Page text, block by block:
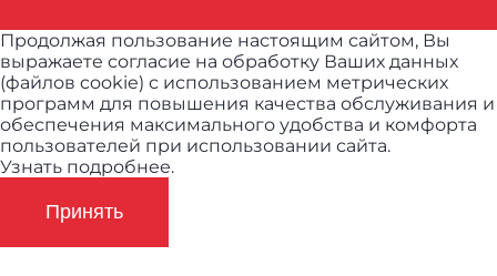
Продолжая пользование настоящим сайтом, Вы
выражаете согласие на обработку Ваших данных
(файлов cookie) с использованием метрических
программ для повышения качества обслуживания и
обеспечения максимального удобства и комфорта
пользователей при использовании сайта.
Узнать подробнее.
Принять